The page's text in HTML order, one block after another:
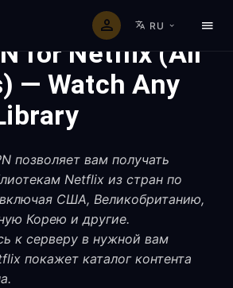
RU
for Netflix (All
— Watch Any
позволяет вам получать
Netflix из стран по
США, Великобританию,
Корею и другие.
к серверу в нужной вам
покажет каталог контента